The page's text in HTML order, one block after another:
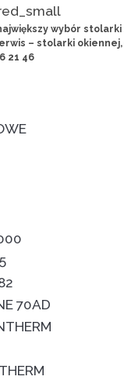
wybór
– stolarki
21 46
70AD